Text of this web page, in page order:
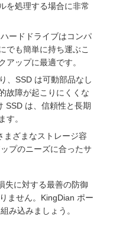
を処理する場合に非常
ードドライブはコンパ
でも簡単に持ち運ぶこ
アップに最適です。
、SSD は可動部品なし
故障が起こりにくくな
SSD は、信頼性と長期
す。
まざまなストレージ容
プのニーズに合ったサ
失に対する最善の防御
ません。KingDian ポー
み込みましょう。